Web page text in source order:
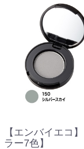
【エンバイエコ】
ラー7色】